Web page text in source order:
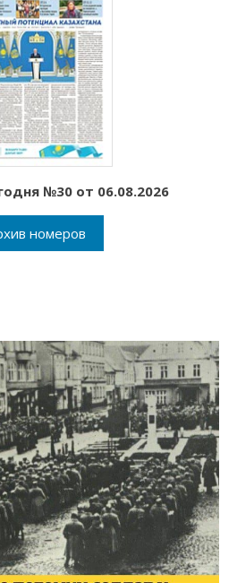
№30 от 06.08.2026
номеров